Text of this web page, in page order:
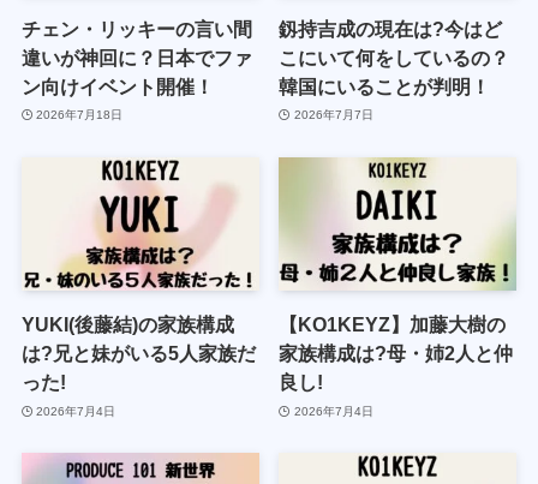
チェン・リッキーの言い間
違いが神回に？日本でファ
ン向けイベント開催！
2026年7月18日
釼持吉成の現在は?今はど
こにいて何をしているの？
韓国にいることが判明！
2026年7月7日
YUKI(後藤結)の家族構成
は?兄と妹がいる5人家族だ
った!
2026年7月4日
【KO1KEYZ】加藤大樹の
家族構成は?母・姉2人と仲
良し!
2026年7月4日